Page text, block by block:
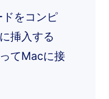
ドをコンピ
挿入する
てMacに接